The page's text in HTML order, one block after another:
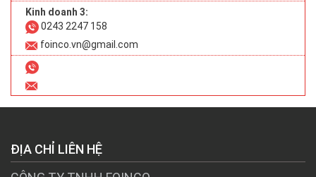
Kinh doanh 3:
0243 2247 158
foinco.vn@gmail.com
ĐỊA CHỈ LIÊN HỆ